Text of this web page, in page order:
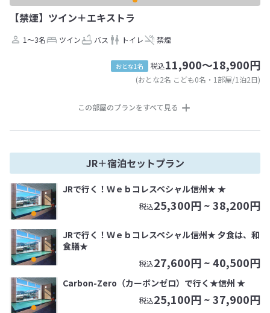
【禁煙】ツイン＋エキストラ
1～3名 ツイン バス トイレ 禁煙
おとな1名 税込11,900～18,900円
(おとな2名 こども0名・1部屋/1泊2日)
この部屋のプランをすべて見る
JR＋宿泊セットプラン
JRで行く！Ｗｅｂコレスペシャル信州★ ★
税込25,300円 ~38,200円
JRで行く！Ｗｅｂコレスペシャル信州★ 夕食は、和
食膳★
税込27,600円 ~40,500円
Carbon-Zero（カーボンゼロ）で行く★信州 ★
税込25,100円 ~37,900円